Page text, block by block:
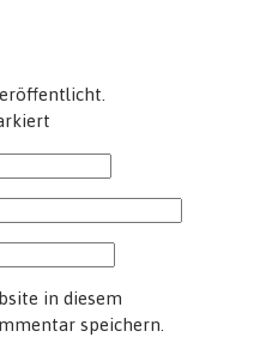
in diesem
speichern.